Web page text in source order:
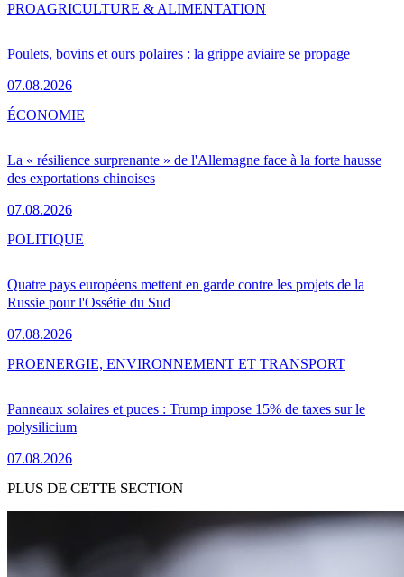
Poulets, bovins et ours polaires : la grippe aviaire se propage
07.08.2026
PROAGRICULTURE & ALIMENTATION
La « résilience surprenante » de l'Allemagne face à la forte hausse
des exportations chinoises
07.08.2026
ÉCONOMIE
Quatre pays européens mettent en garde contre les projets de la
Russie pour l'Ossétie du Sud
07.08.2026
POLITIQUE
Panneaux solaires et puces : Trump impose 15% de taxes sur le
polysilicium
07.08.2026
PROENERGIE, ENVIRONNEMENT ET TRANSPORT
PLUS DE CETTE SECTION